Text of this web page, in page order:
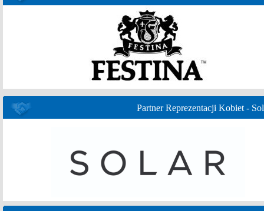
Partner Reprezentacji Kobiet -